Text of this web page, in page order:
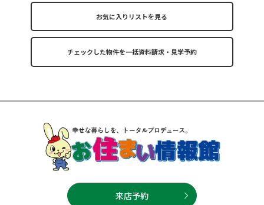
お気に入りリストを見る
来店予約